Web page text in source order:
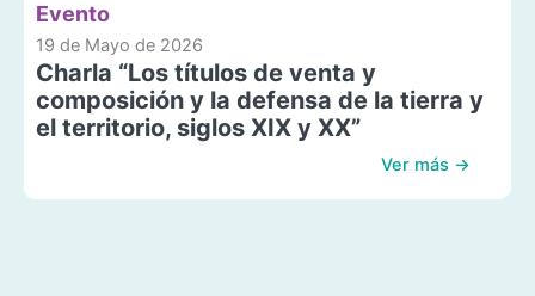
Evento
19 de Mayo de 2026
Charla “Los títulos de venta y
composición y la defensa de la tierra y
el territorio, siglos XIX y XX”
Ver más →